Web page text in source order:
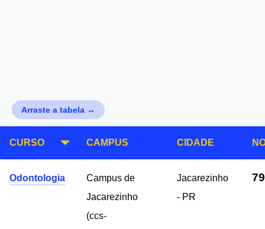
Arraste a tabela ↔
CURSO CAMPUS CIDADE
Odontologia
Campus de
Jacarezinho
(ccs-
Jacarezinho
- PR